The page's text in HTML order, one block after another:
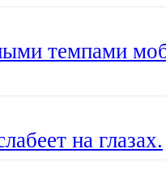
темпами
на глазах.